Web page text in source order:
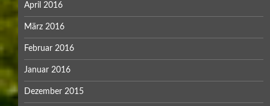
April 2016
März 2016
Februar 2016
Januar 2016
Dezember 2015